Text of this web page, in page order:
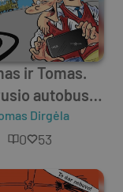
ir Tomas.
autobuso
Dirgėla
0 53